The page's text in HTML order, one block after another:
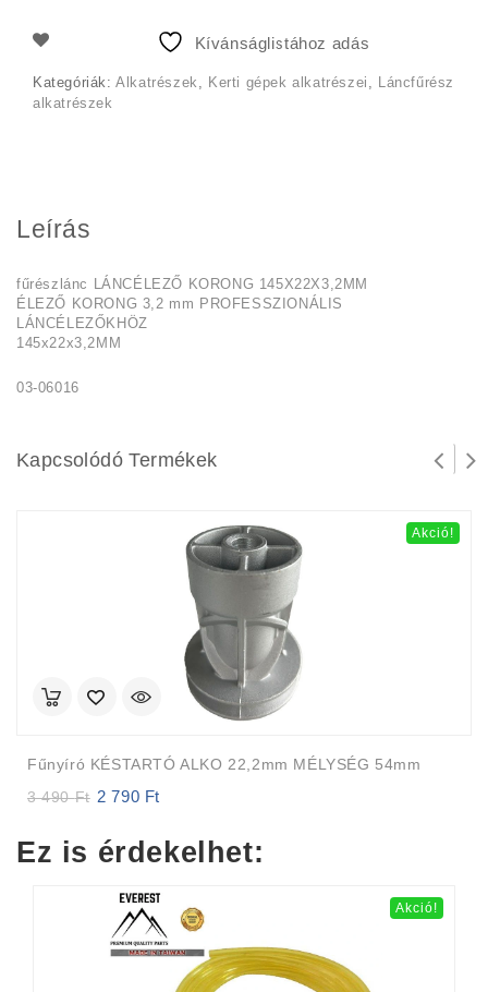
3
Kívánságlistához adás
Kategóriák:Alkatrészek , Kerti gépek alkatrészei , Láncfűrész
alkatrészek
Leírás
fűrészlánc LÁNCÉLEZŐ KORONG 145X22X3,2MM
ÉLEZŐ KORONG 3,2 mm PROFESSZIONÁLIS
LÁNCÉLEZŐKHÖZ
145x22x3,2MM
03-06016
Kapcsolódó Termékek
Akció!
Fűnyíró KÉSTARTÓ ALKO 22,2mm MÉLYSÉG 54mm
3 490Ft Original
3
2 790 Ft
2
Ez is érdekelhet:
Akció!